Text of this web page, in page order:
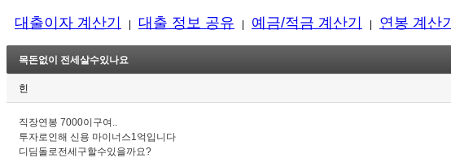
대출이자 계산기 대출 정보 공유 예금/적금 계산기 연봉 계산기
목돈없이 전세살수있나요
힌
직장연봉 7000이구여..
투자로인해 신용 마이너스1억입니다
디딤돌로전세구할수있을까요?